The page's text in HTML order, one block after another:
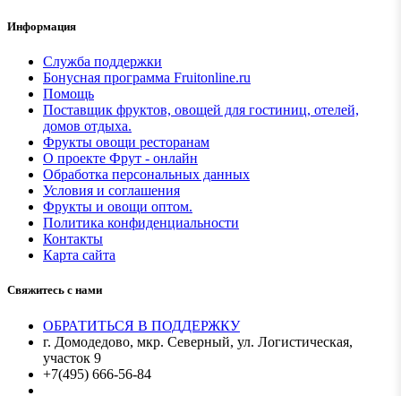
Информация
Служба поддержки
Бонусная программа Fruitonline.ru
Помощь
Поставщик фруктов, овощей для гостиниц, отелей,
домов отдыха.
Фрукты овощи ресторанам
О проекте Фрут - онлайн
Обработка персональных данных
Условия и соглашения
Фрукты и овощи оптом.
Политика конфиденциальности
Контакты
Карта сайта
Свяжитесь с нами
ОБРАТИТЬСЯ В ПОДДЕРЖКУ
г. Домодедово, мкр. Северный, ул. Логистическая,
участок 9
+7(495) 666-56-84